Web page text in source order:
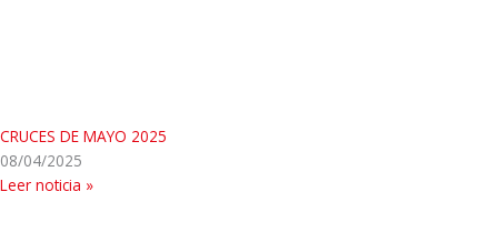
CRUCES DE MAYO 2025
08/04/2025
Leer noticia »